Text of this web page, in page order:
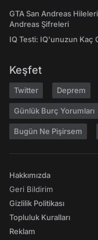
GTA San Andreas
Andreas Şifreleri
IQ Testi: IQ'unuzun Kaç
Keşfet
Twitter Deprem
Günlük Burç Yorumları
Bugün Ne Pişirsem
Hakkımızda
Geri Bildirim
Gizlilik Politikası
Topluluk Kuralları
Reklam